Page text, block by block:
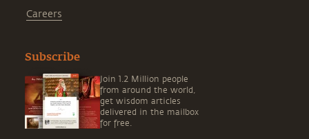
Careers
Subscribe
Join 1.2 Million people
from around the world,
get wisdom articles
delivered in the mailbox
for free.